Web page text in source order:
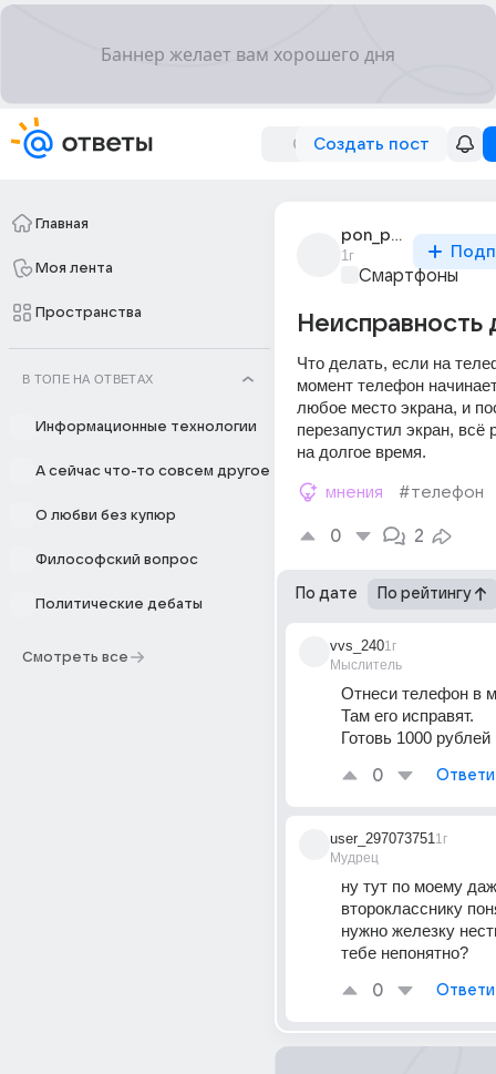
Создать пост
Главная
Моя лента
Пространства
В ТОПЕ НА ОТВЕТАХ
Информационные технологии
А сейчас что-то совсем другое
О любви без купюр
Философский вопрос
Политические дебаты
Смотреть все
pon_pon_1086
1г
Смартфоны
Неисправность
Что делать, если на
момент телефон
любое место экрана, и
перезапустил экран, всё
на долгое время.
мнения #телефон
0 2
По дате По рейтингу
vvs_240
Мыслитель
1г
Отнеси телефон в
Там его исправят.
Готовь 1000 рублей
0
user_297073751
Мудрец
1г
ну тут по моему
второкласснику
нужно железку
тебе непонятно?
0